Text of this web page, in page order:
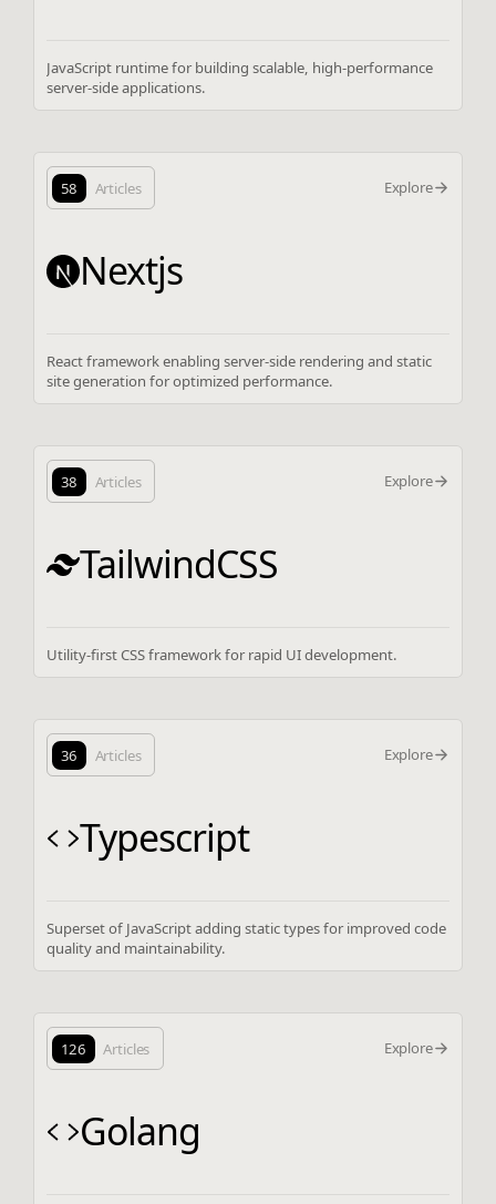
JavaScript runtime for building scalable, high-performance
server-side applications.
58 Articles Explore
Nextjs
React framework enabling server-side rendering and static
site generation for optimized performance.
38 Articles Explore
TailwindCSS
Utility-first CSS framework for rapid UI development.
36 Articles Explore
Typescript
Superset of JavaScript adding static types for improved code
quality and maintainability.
126 Articles Explore
Golang